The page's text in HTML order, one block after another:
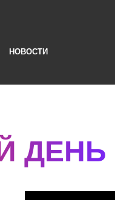
НОВОСТИ
ДЕНЬ